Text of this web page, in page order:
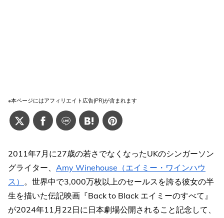
※本ページにはアフィリエイト広告(PR)が含まれます
2011年7月に27歳の若さでなくなったUKのシンガーソン
グライター、 Amy Winehouse（エイミー・ワインハウ
ス） 。世界中で3,000万枚以上のセールスを誇る彼女の半
生を描いた伝記映画『Back to Black エイミーのすべて』
が2024年11月22日に日本劇場公開されること記念して、